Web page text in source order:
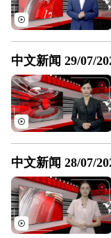
Golf
Sao
Điện ảnh
Thời trang
Âm nhạc
中文新闻 29/07/
中文新闻 28/07/